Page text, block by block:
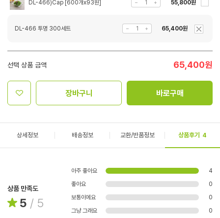
DL-466)Cap [600개x93원] 55,800원
DL-466 투명 300세트 65,400원
선택 상품 금액 65,400원
장바구니 바로구매
상세정보 배송정보 교환/반품정보 상품후기 4
상품 만족도
5 / 5
아주 좋아요
4
좋아요
0
보통이에요
0
그냥 그래요
0